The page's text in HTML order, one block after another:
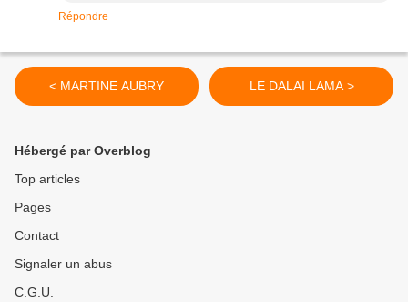
Répondre
< MARTINE AUBRY LE DALAI LAMA >
Hébergé par Overblog
Top articles
Pages
Contact
Signaler un abus
C.G.U.